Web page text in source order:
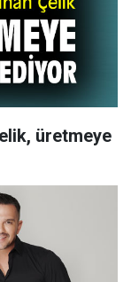
üretmeye